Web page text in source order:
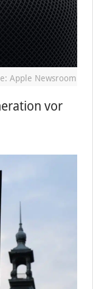
Apple Newsroom
vor